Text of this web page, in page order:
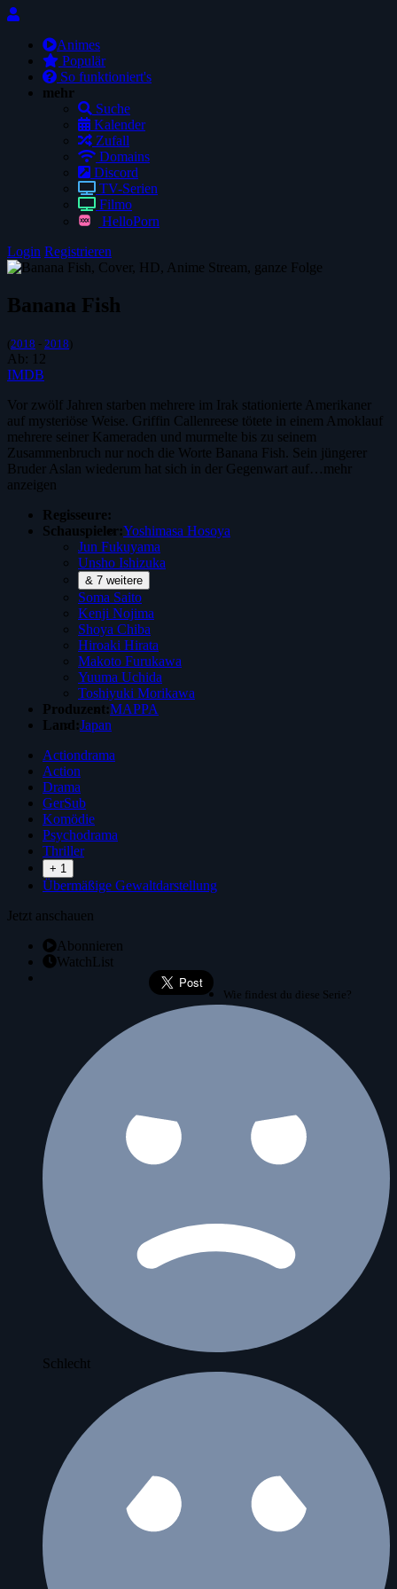
Animes
Populär
So funktioniert's
mehr
Suche
Kalender
Zufall
Domains
Discord
TV-Serien
Filmo
HelloPorn
Login Registrieren
Banana Fish
(2018 - 2018 )
Ab: 12
IMDB
Vor zwölf Jahren starben mehrere im Irak stationierte Amerikaner
auf mysteriöse Weise. Griffin Callenreese tötete in einem Amoklauf
mehrere seiner Kameraden und murmelte bis zu seinem
Zusammenbruch nur noch die Worte Banana Fish. Sein jüngerer
Bruder Aslan wiederum hat sich in der Gegenwart auf…mehr
anzeigen
Regisseure:
Schauspieler:Yoshimasa Hosoya
Jun Fukuyama
Unsho Ishizuka
& 7 weitere
Soma Saito
Kenji Nojima
Shoya Chiba
Hiroaki Hirata
Makoto Furukawa
Yuuma Uchida
Toshiyuki Morikawa
Produzent:MAPPA
Land:Japan
Actiondrama
Action
Drama
GerSub
Komödie
Psychodrama
Thriller
+ 1
Übermäßige Gewaltdarstellung
Jetzt anschauen
Abonnieren
WatchList
Wie findest du diese Serie?
Schlecht